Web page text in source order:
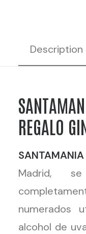
Description
REGALO
Madrid,
numerados
alcohol de